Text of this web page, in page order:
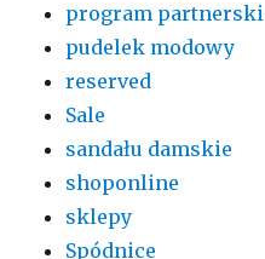
program partnerski
pudelek modowy
reserved
Sale
sandału damskie
shoponline
sklepy
Spódnice